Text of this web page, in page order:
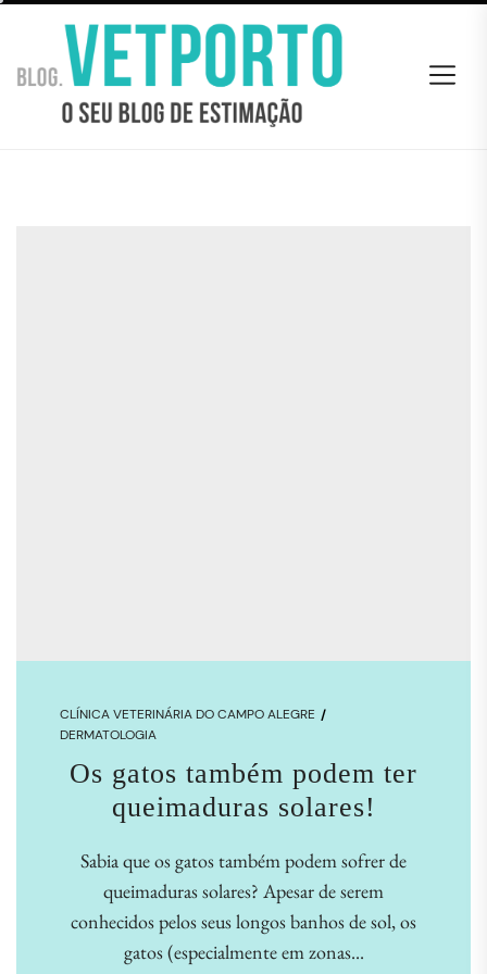
the
BLOG
VETPORTO
CLÍNICA VETERINÁRIA DO CAMPO ALEGRE
DERMATOLOGIA
Os gatos também podem ter
queimaduras solares!
Sabia que os gatos também podem sofrer de
queimaduras solares? Apesar de serem
conhecidos pelos seus longos banhos de sol, os
gatos (especialmente em zonas...